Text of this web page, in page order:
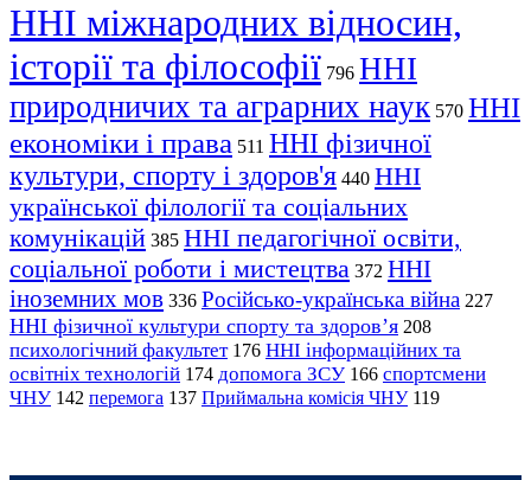
ННІ міжнародних відносин,
історії та філософії 796 ННІ
природничих та аграрних наук 570 ННІ
економіки і права 511 ННІ фізичної
культури, спорту і здоров'я 440 ННІ
української філології та соціальних
комунікацій 385 ННІ педагогічної освіти,
соціальної роботи і мистецтва 372 ННІ
іноземних мов 336 Російсько-українська війна 227
ННІ фізичної культури спорту та здоров’я 208
психологічний факультет 176 ННІ інформаційних та
освітніх технологій 174 допомога ЗСУ 166 спортсмени
ЧНУ 142 перемога 137 Приймальна комісія ЧНУ 119